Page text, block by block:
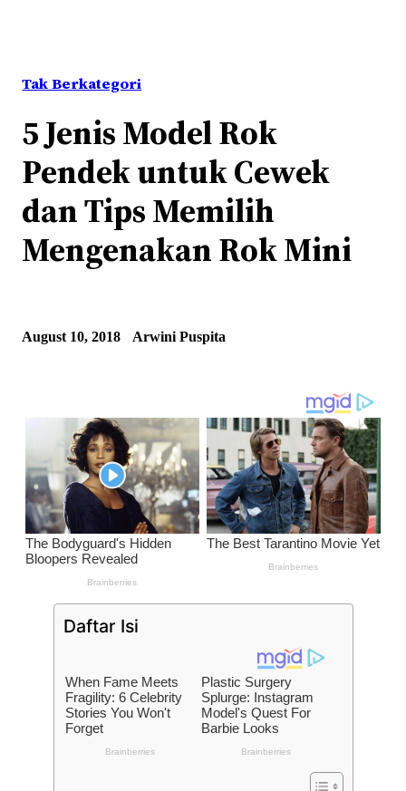
Tak Berkategori
5 Jenis Model Rok
Pendek untuk Cewek
dan Tips Memilih
Mengenakan Rok Mini
August 10, 2018 Arwini Puspita
Daftar Isi